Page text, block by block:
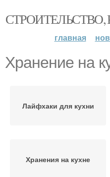
главная
Хранение на
Лайфхаки для кухни
Хранения на кухне